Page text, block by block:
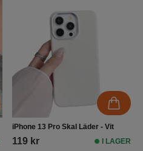
iPhone 13 Pro Skal Läder - Vit
119 kr I LAGER